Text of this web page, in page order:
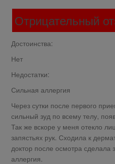
Отрицательный
Достоинства:
Нет
Недостатки:
Сильная аллергия
Через сутки после первого
сильный зуд по всему телу,
Так же вскоре у меня отекло
запястьях рук. Сходила к
доктор после осмотра сделала
аллергия.